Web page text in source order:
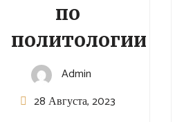
по
политологии
Admin
28 Августа, 2023